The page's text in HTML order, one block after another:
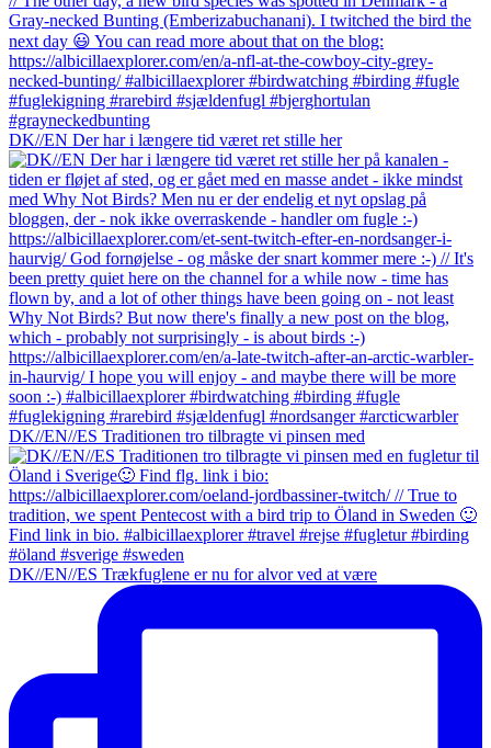
DK//EN Der har i længere tid været ret stille her
DK//EN//ES Traditionen tro tilbragte vi pinsen med
DK//EN//ES Trækfuglene er nu for alvor ved at være